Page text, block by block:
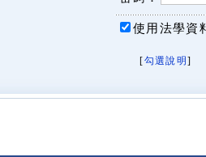
使用法學資
[勾選說明 ]